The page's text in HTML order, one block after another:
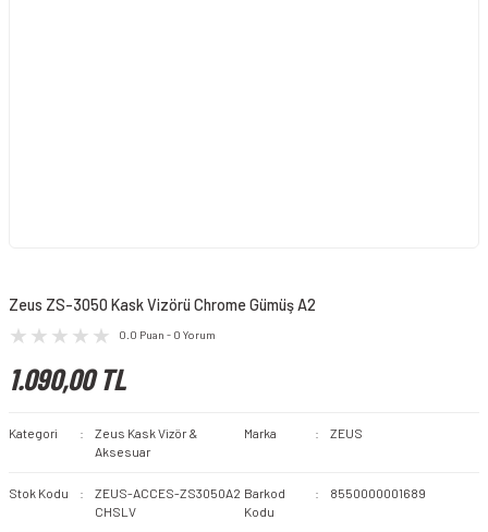
Zeus ZS-3050 Kask Vizörü Chrome Gümüş A2
0.0 Puan - 0 Yorum
1.090,00 TL
Kategori
Zeus Kask Vizör &
Aksesuar
Marka ZEUS
Stok Kodu
ZEUS-ACCES-ZS3050A2
CHSLV
Barkod
Kodu
8550000001689